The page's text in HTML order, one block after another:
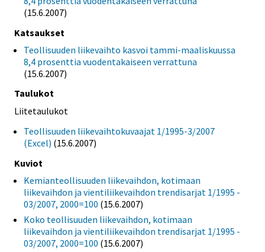
(15.6.2007)
Katsaukset
Teollisuuden liikevaihto kasvoi tammi-maaliskuussa
8,4 prosenttia vuodentakaiseen verrattuna
(15.6.2007)
Taulukot
Liitetaulukot
Teollisuuden liikevaihtokuvaajat 1/1995-3/2007
(Excel) (15.6.2007)
Kuviot
Kemianteollisuuden liikevaihdon, kotimaan
liikevaihdon ja vientiliikevaihdon trendisarjat 1/1995 -
03/2007, 2000=100 (15.6.2007)
Koko teollisuuden liikevaihdon, kotimaan
liikevaihdon ja vientiliikevaihdon trendisarjat 1/1995 -
03/2007, 2000=100 (15.6.2007)